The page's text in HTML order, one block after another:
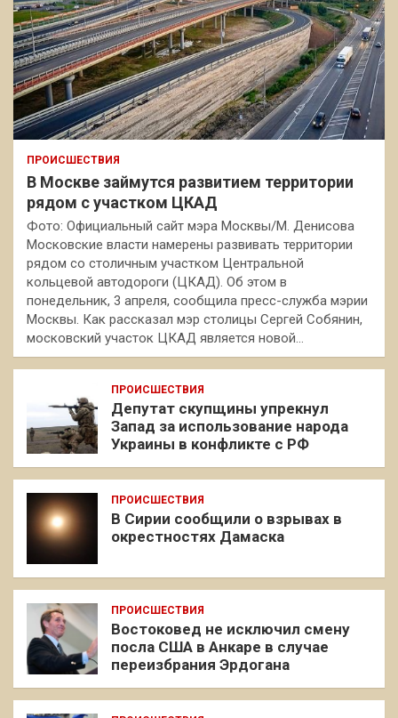
ПРОИСШЕСТВИЯ
В Москве займутся развитием территории
рядом с участком ЦКАД
Фото: Официальный сайт мэра Москвы/М. Денисова
Московские власти намерены развивать территории
рядом со столичным участком Центральной
кольцевой автодороги (ЦКАД). Об этом в
понедельник, 3 апреля, сообщила пресс-служба мэрии
Москвы. Как рассказал мэр столицы Сергей Собянин,
московский участок ЦКАД является новой…
ПРОИСШЕСТВИЯ
Депутат скупщины упрекнул
Запад за использование народа
Украины в конфликте с РФ
ПРОИСШЕСТВИЯ
В Сирии сообщили о взрывах в
окрестностях Дамаска
ПРОИСШЕСТВИЯ
Востоковед не исключил смену
посла США в Анкаре в случае
переизбрания Эрдогана